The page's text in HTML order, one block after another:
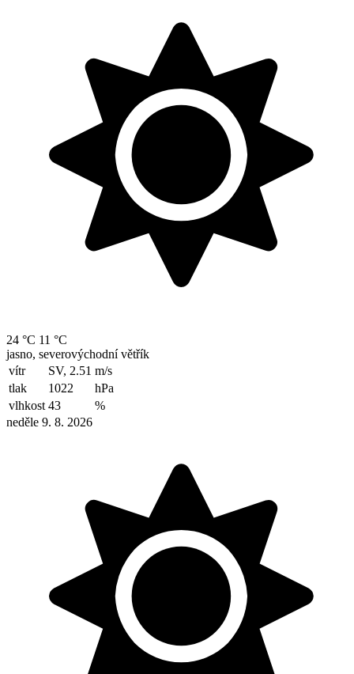
24 °C 11 °C
jasno, severovýchodní větřík
vítr
SV, 2.51 m/s
tlak
1022
hPa
vlhkost 43
%
neděle 9. 8. 2026